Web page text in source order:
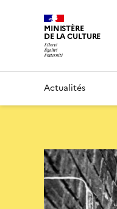
MINISTÈRE
DE LA CULTURE
Actualités